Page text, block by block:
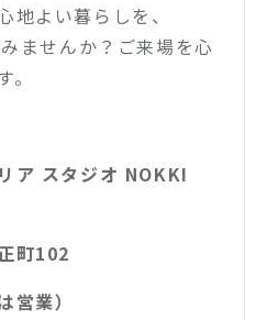
地よい暮らしを、
ませんか？ご来場を心
ア スタジオ NOKKI
町102
営業）